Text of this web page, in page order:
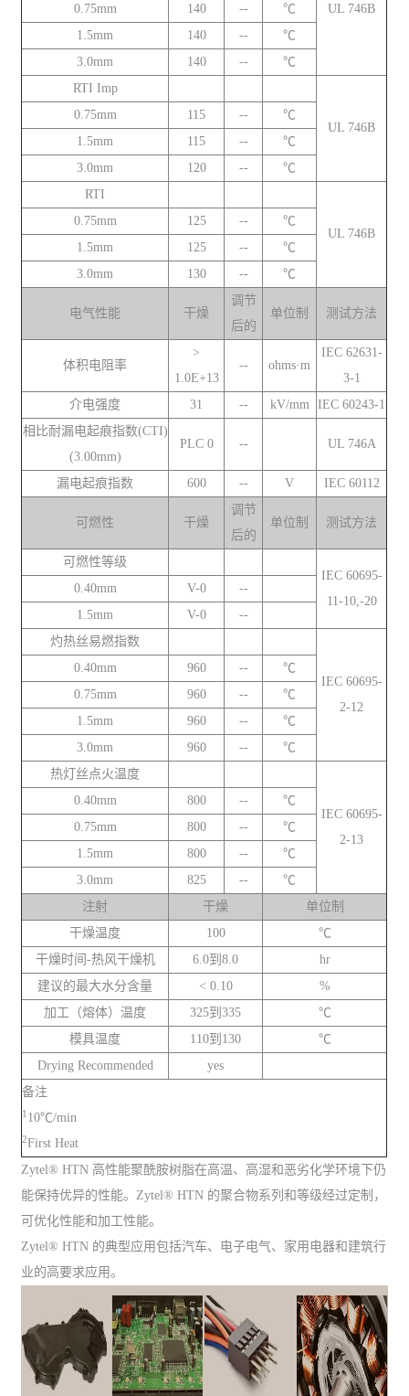
UL 746B
0.75mm
140 --
℃
1.5mm
140 --
℃
3.0mm
140 --
℃
RTI Imp
UL 746B
0.75mm 115 --
℃
1.5mm
115 --
℃
3.0mm
120 --
℃
RTI
UL 746B
0.75mm 125 --
℃
1.5mm
125 --
℃
3.0mm
130 -- ℃
电气性能 干燥
调节
后的
单位制 测试方法
体积电阻率
>
1.0E+13
-- ohms·m
IEC 62631-
3-1
介电强度
31 -- kV/mm
IEC 60243-1
相比耐漏电起痕指数(CTI)
(3.00mm)
PLC 0 -- UL 746A
漏电起痕指数 600 -- V IEC 60112
可燃性 干燥
调节
后的
单位制 测试方法
可燃性等级
IEC 60695-
11-10,-20
0.40mm V-0
--
1.5mm
V-0
--
灼热丝易燃指数
IEC 60695-
2-12
0.40mm 960 --
℃
0.75mm
960 --
℃
1.5mm
960 --
℃
3.0mm
960 --
℃
热灯丝点火温度
IEC 60695-
2-13
0.40mm 800 --
℃
0.75mm
800 --
℃
1.5mm
800 --
℃
3.0mm
825 --
℃
注射
干燥
单位制
干燥温度
100
℃
干燥时间-热风干燥机
6.0到8.0
hr
建议的最大水分含量
< 0.10
%
加工（熔体）温度
325到335
℃
模具温度
110到130
℃
Drying Recommended
yes
备注
1 10℃/min
2First Heat
Zytel® HTN 高性能聚酰胺树脂在高温、高湿和恶劣化学环境下仍
能保持优异的性能。Zytel® HTN 的聚合物系列和等级经过定制，
可优化性能和加工性能。
Zytel® HTN 的典型应用包括汽车、电子电气、家用电器和建筑行
业的高要求应用。